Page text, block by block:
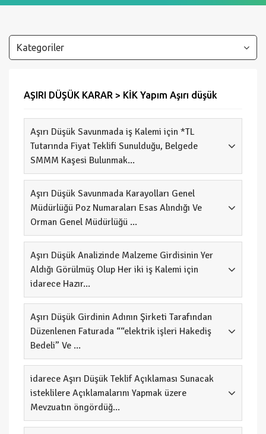
Kategoriler
AŞIRI DÜŞÜK KARAR > KİK Yapım Aşırı düşük
Aşırı Düşük Savunmada iş Kalemi için *TL
Tutarında Fiyat Teklifi Sunulduğu, Belgede
SMMM Kaşesi Bulunmak...
Aşırı Düşük Savunmada Karayolları Genel
Müdürlüğü Poz Numaraları Esas Alındığı Ve
Orman Genel Müdürlüğü ...
Aşırı Düşük Analizinde Malzeme Girdisinin Yer
Aldığı Görülmüş Olup Her iki iş Kalemi için
idarece Hazır...
Aşırı Düşük Girdinin Adının Şirketi Tarafından
Düzenlenen Faturada ““elektrik işleri Hakediş
Bedeli” Ve ...
idarece Aşırı Düşük Teklif Açıklaması Sunacak
isteklilere Açıklamalarını Yapmak üzere
Mevzuatın öngördüğ...